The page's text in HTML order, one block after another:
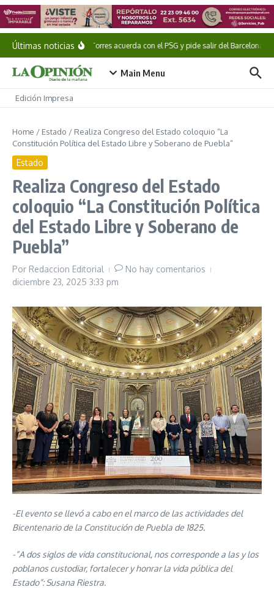
Saltar al contenido
Últimas noticiasFerran Torres acuerda con el PSG y pide salir del Barcelona
Main Menu
Edición Impresa
Home / Estado / Realiza Congreso del Estado coloquio “La
Constitución Política del Estado Libre y Soberano de Puebla”
Estado
Realiza Congreso del Estado
coloquio “La Constitución Política
del Estado Libre y Soberano de
Puebla”
Por Redaccion Editorial
No hay comentarios
diciembre 23, 2025 3:33 pm
-El evento se llevó a cabo en el marco de las actividades del
Bicentenario de la Constitución de Puebla de 1825.
-“A dos siglos de vida constitucional, nos corresponde a las y los
poblanos custodiar, fortalecer y honrar la vida pública del
Estado”: Susana Riestra.